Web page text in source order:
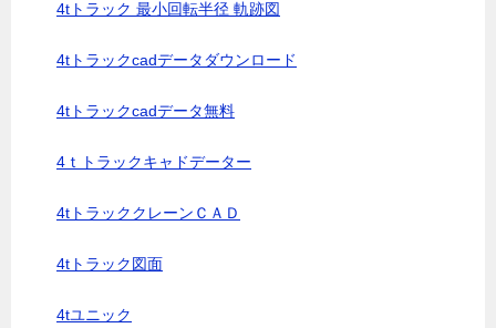
4tトラック 最小回転半径 軌跡図
4tトラックcadデータダウンロード
4tトラックcadデータ無料
4ｔトラックキャドデーター
4tトラッククレーンＣＡＤ
4tトラック図面
4tユニック